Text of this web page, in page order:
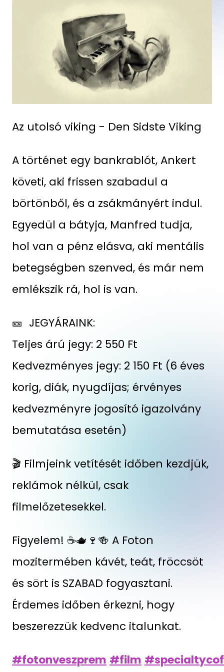
Az utolsó viking - Den Sidste Viking
A történet egy bankrablót, Ankert
követi, aki frissen szabadul a
börtönből, és a zsákmányért indul.
Egyedül a bátyja, Manfred tudja,
hol van a pénz elásva, aki mentális
betegségben szenved, és már nem
emlékszik rá, hol is van.
🎫 JEGYÁRAINK:
Teljes árú jegy: 2 550 Ft
Kedvezményes jegy: 2 150 Ft (6 éves
korig, diák, nyugdíjas; érvényes
kedvezményre jogosító igazolvány
bemutatása esetén)
🎬 Filmjeink vetítését időben kezdjük,
reklámok nélkül, csak
filmelőzetesekkel.
Figyelem! ☕🫖🍷🍻 A Foton
mozitermében kávét, teát, fröccsöt
és sört is SZABAD fogyasztani.
Érdemes időben érkezni, hogy
beszerezzük kedvenc italunkat.
#fotonveszprem #film